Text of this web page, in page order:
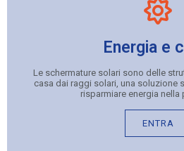
Energia e
Le schermature solari sono delle
casa dai raggi solari, una soluzione
risparmiare energia nella
ENTRA